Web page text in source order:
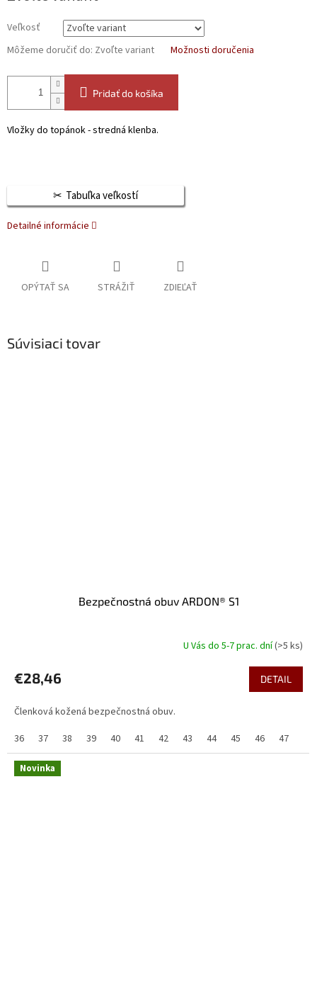
Veľkosť
Môžeme doručiť do: Zvoľte variant Možnosti doručenia
Pridať do košíka
Vložky do topánok - stredná klenba.
Tabuľka veľkostí
Detailné informácie
OPÝTAŤ SA STRÁŽIŤ ZDIEĽAŤ
Súvisiaci tovar
Bezpečnostná obuv ARDON® S1
U Vás do 5-7 prac. dní(>5 ks)
€28,46 DETAIL
Členková kožená bezpečnostná obuv.
36
37 38 39 40 41 42 43 44 45 46 47
Novinka